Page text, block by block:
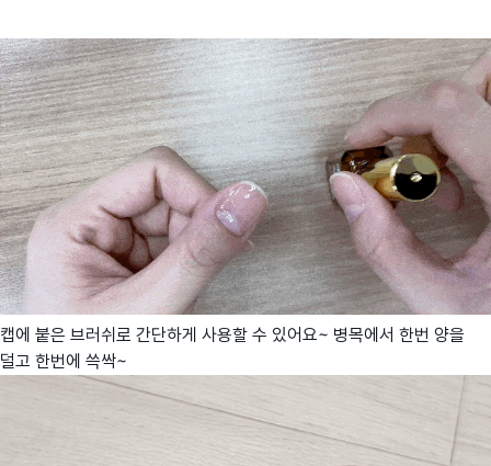
캡에 붙은 브러쉬로 간단하게 사용할 수 있어요~ 병목에서 한번 양을
덜고 한번에 쓱싹~